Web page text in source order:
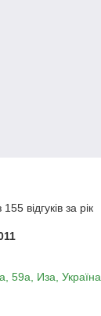
відгуків за рік
59а, Иза, Україна